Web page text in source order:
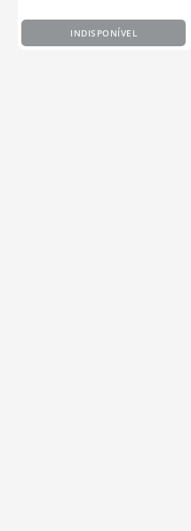
INDISPONÍVEL